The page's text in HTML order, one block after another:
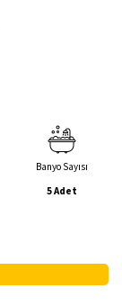
Banyo Sayısı
5 Adet